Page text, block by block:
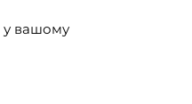
у вашому